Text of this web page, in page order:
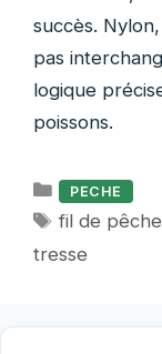
succès.
pas
logique
poissons.
Catégories
PECHE
Étiquettes
fil de pêche
tresse